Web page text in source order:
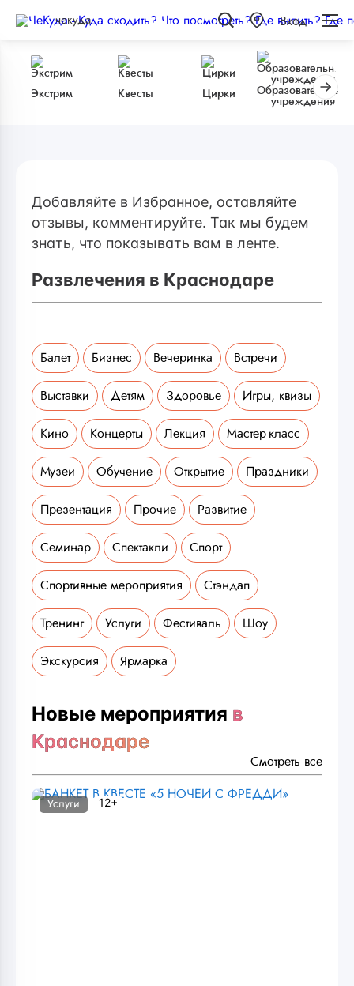
чёкуда Вход
Экстрим Квесты Цирки
Образовательные
учреждения
Добавляйте в Избранное, оставляйте
отзывы, комментируйте. Так мы будем
знать, что показывать вам в ленте.
Развлечения в Краснодаре
Балет Бизнес Вечеринка Встречи
Выставки Детям Здоровье Игры, квизы
Кино Концерты Лекция Мастер-класс
Музеи Обучение Открытие Праздники
Презентация Прочие Развитие
Семинар Спектакли Спорт
Спортивные мероприятия Стэндап
Тренинг Услуги Фестиваль Шоу
Экскурсия Ярмарка
Новые мероприятия в
Краснодаре
Смотреть все
Услуги 12+